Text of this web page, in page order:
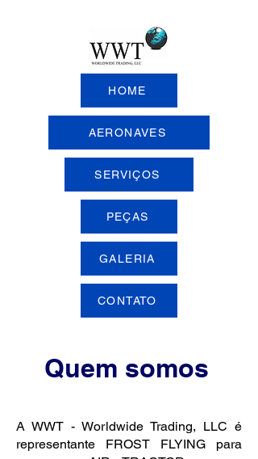
HOME
AERONAVES
SERVIÇOS
PEÇAS
GALERIA
CONTATO
Quem somos
A WWT - Worldwide Trading, LLC é
representante FROST FLYING para